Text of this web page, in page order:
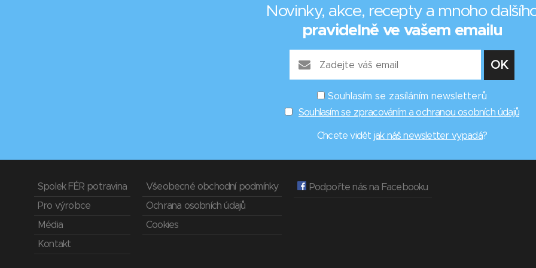
Novinky, akce, recepty a mnoho
pravidelně ve vašem emailu
Souhlasím se zasíláním newsletterů
Souhlasím se zpracováním a ochranou osobních údajů
Chcete vidět jak náš newsletter vypadá?
Spolek FÉR potravina
Pro výrobce
Média
Kontakt
Všeobecné obchodní podmínky
Ochrana osobních údajů
Cookies
Podpořte nás na Facebooku